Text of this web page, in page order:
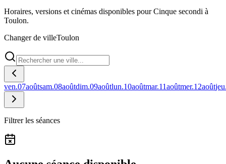
Horaires, versions et cinémas disponibles pour Cinque secondi à
Toulon.
Changer de villeToulon
ven.07aoûtsam.08aoûtdim.09aoûtlun.10aoûtmar.11aoûtmer.12août
Filtrer les séances